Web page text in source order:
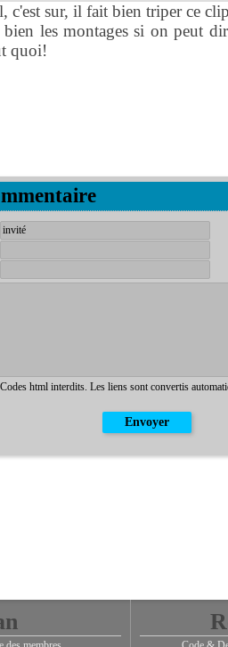
c'est sur, il fait bien triper ce
bien les montages si on peut
quoi!
Codes html interdits. Les liens sont convertis